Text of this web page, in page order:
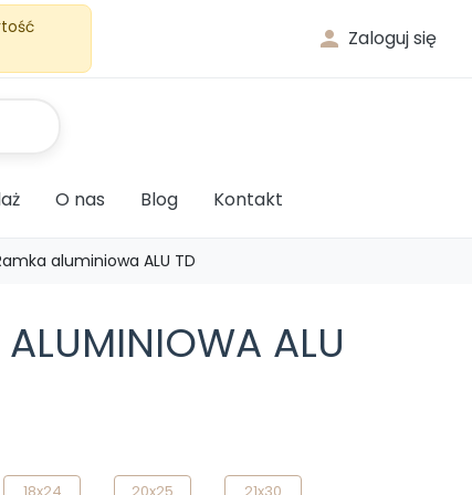
 Zaloguj się
O nas Blog Kontakt
aluminiowa ALU TD
ALU